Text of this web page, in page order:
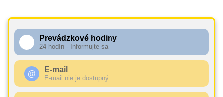
Prevádzkové hodiny
24 hodín - Informujte sa
@ E-mail
E-mail nie je dostupný